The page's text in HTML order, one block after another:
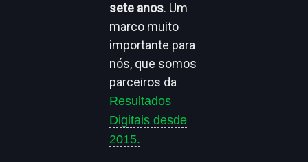
sete anos. Um
marco muito
importante para
nós, que somos
parceiros da
Resultados
Digitais desde
2015.